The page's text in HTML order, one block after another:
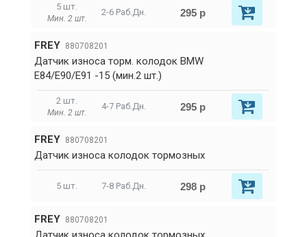
5 шт.
Мин. 2 шт.
2-6 Раб.Дн. 295 р
FREY 880708201
Датчик износа торм. колодок BMW
E84/E90/E91 -15 (мин.2 шт.)
2 шт.
Мин. 2 шт.
4-7 Раб.Дн. 295 р
FREY 880708201
Датчик износа колодок тормозных
5 шт. 7-8 Раб.Дн. 298 р
FREY 880708201